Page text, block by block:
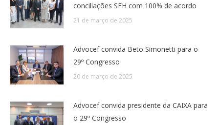
conciliações SFH com 100% de acordo
21 de março de 2025
Advocef convida Beto Simonetti para o
29º Congresso
20 de março de 2025
Advocef convida presidente da CAIXA para
o 29º Congresso